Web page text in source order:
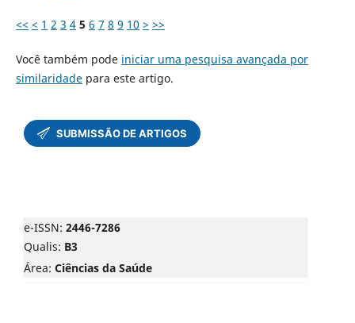
<< < 1 2 3 4 5 6 7 8 9 10 > >>
Você também pode iniciar uma pesquisa avançada por
similaridadepara este artigo.
e-ISSN: 2446-7286
Qualis: B3
Área: Ciências da Saúde